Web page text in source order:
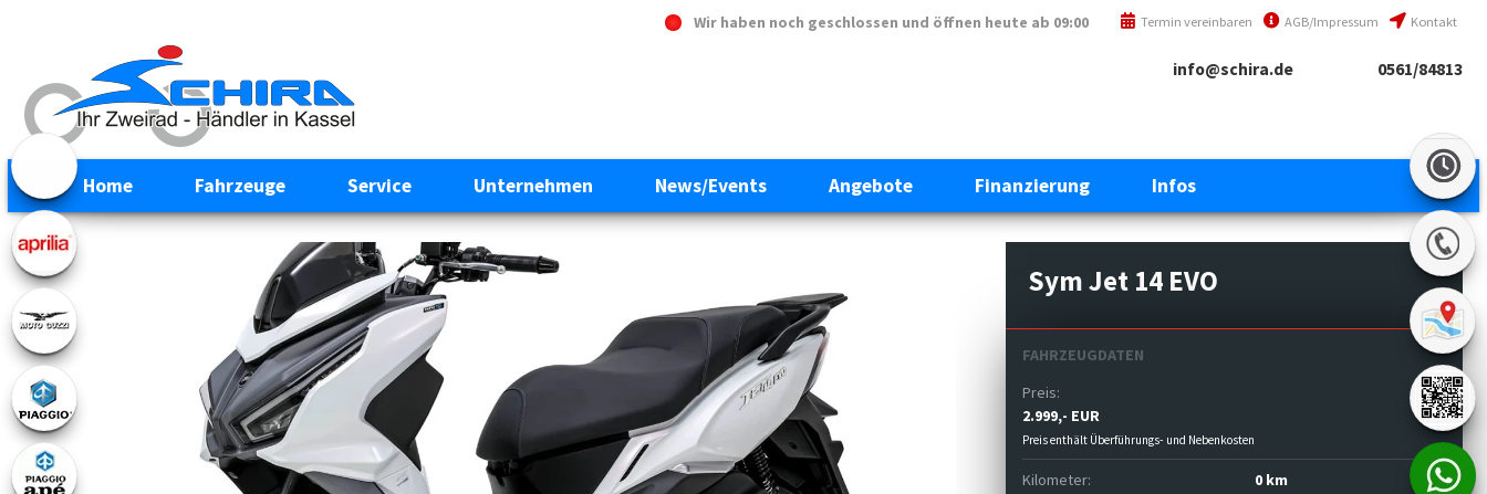
Wir haben noch geschlossen und öffnen heute ab 09:00 Kontakt
AGB/Impressum
Termin vereinbaren
0561/84813
info@schira.de
Home Fahrzeuge Service Unternehmen News/Events Angebote Finanzierung Infos
Sym Jet 14 EVO
FAHRZEUGDATEN
Preis:
2.999,- EUR
Preis enthält Überführungs- und Nebenkosten
Kilometer: 0 km